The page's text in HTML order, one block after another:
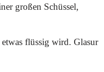
großen Schüssel,
flüssig wird. Glasur